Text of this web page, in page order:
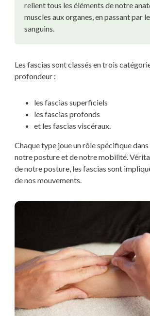
relient tous les éléments de notre
muscles aux organes, en passant par
sanguins.
Les fascias sont classés en trois
profondeur :
les fascias superficiels
les fascias profonds
et les fascias viscéraux.
Chaque type joue un rôle spécifique
notre posture et de notre mobilité.
de notre posture, les fascias sont
de nos mouvements.